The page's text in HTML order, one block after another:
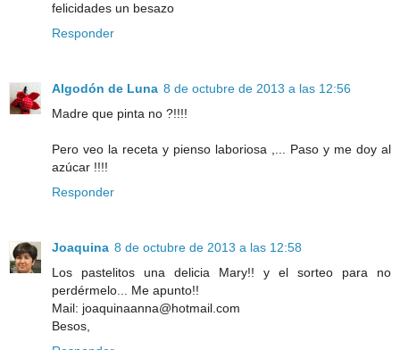
felicidades un besazo
Responder
Algodón de Luna 8 de octubre de 2013 a las 12:56
Madre que pinta no ?!!!!
Pero veo la receta y pienso laboriosa ,... Paso y me doy al
azúcar !!!!
Responder
Joaquina 8 de octubre de 2013 a las 12:58
Los pastelitos una delicia Mary!! y el sorteo para no
perdérmelo... Me apunto!!
Mail: joaquinaanna@hotmail.com
Besos,